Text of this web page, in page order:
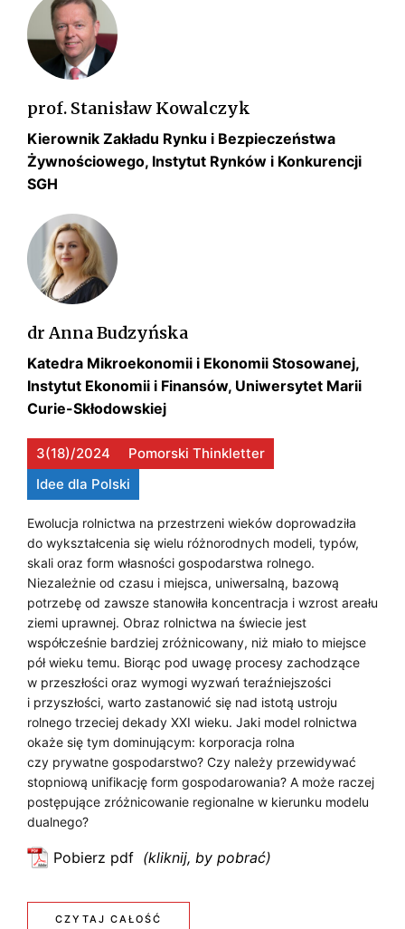
z
e
ń
s
t
a
ż
y
w
n
o
ś
c
i
w
e
g
o
T
W
A
W
N
O
Ś
I
O
E
prof. Stanisław Kowalczyk
Kierownik Zakładu Rynku i Bezpieczeństwa
Żywnościowego, Instytut Rynków i Konkurencji
SGH
dr Anna Budzyńska
Katedra Mikroekonomii i Ekonomii Stosowanej,
Instytut Ekonomii i Finansów, Uniwersytet Marii
Curie-Skłodowskiej
3(18)/2024
Pomorski Thinkletter
Idee dla Polski
Ewolucja rolnictwa na przestrzeni wieków doprowadziła
do wykształcenia się wielu różnorodnych modeli, typów,
skali oraz form własności gospodarstwa rolnego.
Niezależnie od czasu i miejsca, uniwersalną, bazową
potrzebę od zawsze stanowiła koncentracja i wzrost areału
ziemi uprawnej. Obraz rolnictwa na świecie jest
współcześnie bardziej zróżnicowany, niż miało to miejsce
pół wieku temu. Biorąc pod uwagę procesy zachodzące
w przeszłości oraz wymogi wyzwań teraźniejszości
i przyszłości, warto zastanowić się nad istotą ustroju
rolnego trzeciej dekady XXI wieku. Jaki model rolnictwa
okaże się tym dominującym: korporacja rolna
czy prywatne gospodarstwo? Czy należy przewidywać
stopniową unifikację form gospodarowania? A może raczej
postępujące zróżnicowanie regionalne w kierunku modelu
dualnego?
Pobierz pdf
:
u
CZYTAJ CAŁOŚĆ